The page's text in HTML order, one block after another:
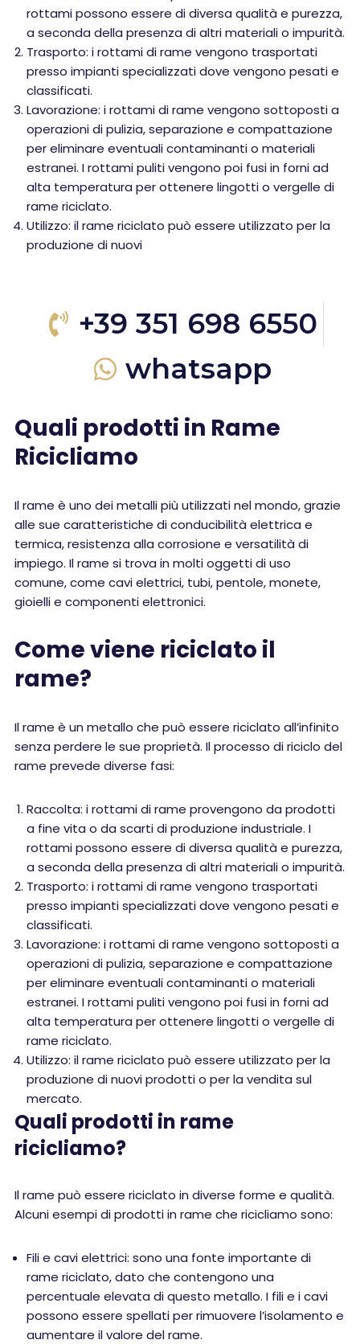
rottami possono essere di diversa qualità e purezza,
a seconda della presenza di altri materiali o impurità.
Trasporto: i rottami di rame vengono trasportati
presso impianti specializzati dove vengono pesati e
classificati.
Lavorazione: i rottami di rame vengono sottoposti a
operazioni di pulizia, separazione e compattazione
per eliminare eventuali contaminanti o materiali
estranei. I rottami puliti vengono poi fusi in forni ad
alta temperatura per ottenere lingotti o vergelle di
rame riciclato.
Utilizzo: il rame riciclato può essere utilizzato per la
produzione di nuovi
+39 351 698 6550
whatsapp
Quali prodotti in Rame
Ricicliamo
Il rame è uno dei metalli più utilizzati nel mondo, grazie
alle sue caratteristiche di conducibilità elettrica e
termica, resistenza alla corrosione e versatilità di
impiego. Il rame si trova in molti oggetti di uso
comune, come cavi elettrici, tubi, pentole, monete,
gioielli e componenti elettronici.
Come viene riciclato il
rame?
Il rame è un metallo che può essere riciclato all’infinito
senza perdere le sue proprietà. Il processo di riciclo del
rame prevede diverse fasi:
Raccolta: i rottami di rame provengono da prodotti
a fine vita o da scarti di produzione industriale. I
rottami possono essere di diversa qualità e purezza,
a seconda della presenza di altri materiali o impurità.
Trasporto: i rottami di rame vengono trasportati
presso impianti specializzati dove vengono pesati e
classificati.
Lavorazione: i rottami di rame vengono sottoposti a
operazioni di pulizia, separazione e compattazione
per eliminare eventuali contaminanti o materiali
estranei. I rottami puliti vengono poi fusi in forni ad
alta temperatura per ottenere lingotti o vergelle di
rame riciclato.
Utilizzo: il rame riciclato può essere utilizzato per la
produzione di nuovi prodotti o per la vendita sul
mercato.
Quali prodotti in rame
ricicliamo?
Il rame può essere riciclato in diverse forme e qualità.
Alcuni esempi di prodotti in rame che ricicliamo sono:
Fili e cavi elettrici: sono una fonte importante di
rame riciclato, dato che contengono una
percentuale elevata di questo metallo. I fili e i cavi
possono essere spellati per rimuovere l’isolamento e
aumentare il valore del rame.